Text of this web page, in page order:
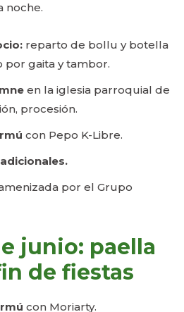
noche.
reparto de bollu y botella
por gaita y tambor.
en la iglesia parroquial de
procesión.
con Pepo K-Libre.
por el Grupo
junio: paella
de fiestas
con Moriarty.